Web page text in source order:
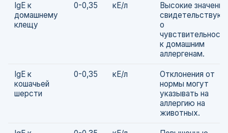
IgE к
домашнему
клещу
0-0,35 кЕ/л
Высокие значения
свидетельствуют
о
к домашним
аллергенам.
IgE к
кошачьей
шерсти
0-0,35 кЕ/л
Отклонения от
нормы могут
указывать на
аллергию на
животных.